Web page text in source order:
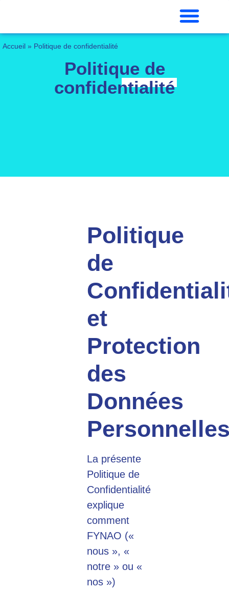
Accueil » Politique de confidentialité
Politique de
confidentialité
Politique
de
et
Protection
des
Données
La présente
Politique de
Confidentialité
explique
comment
FYNAO («
nous », «
notre » ou «
nos »)